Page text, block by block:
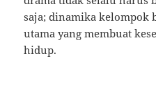
saja; dinamika kelompok
utama yang membuat
hidup.